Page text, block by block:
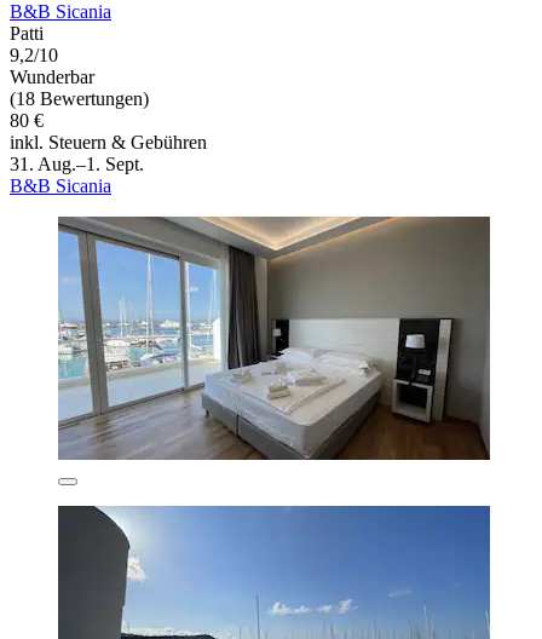
B&B Sicania
Patti
9,2/10
Wunderbar
(18 Bewertungen)
80 €
inkl. Steuern & Gebühren
31. Aug.–1. Sept.
B&B Sicania